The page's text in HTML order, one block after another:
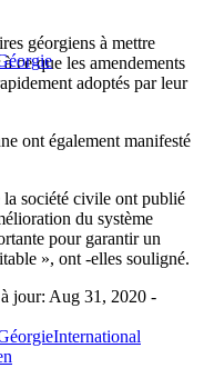
géorgiens à mettre
ce que les amendements
adoptés par leur
ont également manifesté
société civile ont publié
du système
pour garantir un
», ont -elles souligné.
jour: Aug 31, 2020 -
International